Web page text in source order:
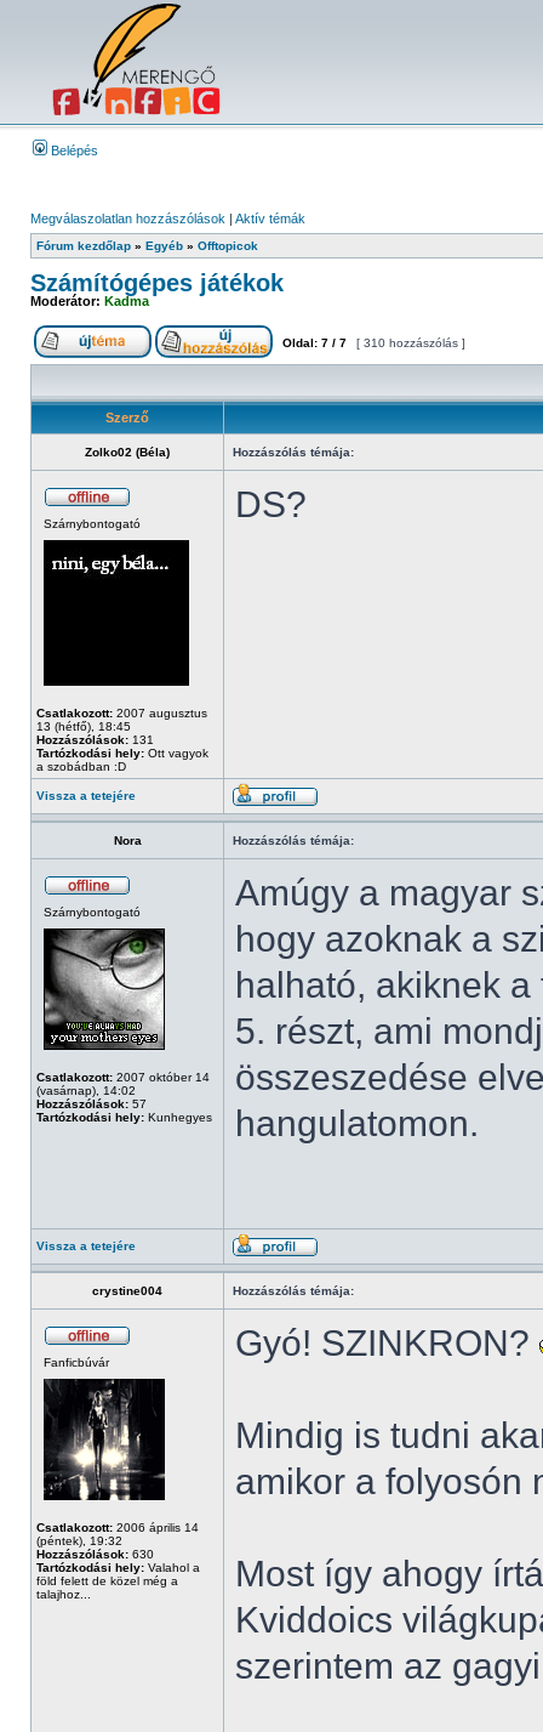
Belépés
Megválaszolatlan hozzászólások | Aktív témák
Fórum kezdőlap » Egyéb » Offtopicok
Számítógépes játékok
Moderátor: Kadma
Oldal: 7 / 7 [ 310 hozzászólás ]
Szerző
Zolko02 (Béla) Hozzászólás témája:
Szárnybontogató
Csatlakozott: 2007 augusztus
13 (hétfő), 18:45
Hozzászólások: 131
Tartózkodási hely: Ott vagyok
a szobádban :D
DS?
Vissza a tetejére
Nora Hozzászólás témája:
Szárnybontogató
Csatlakozott: 2007 október 14
(vasárnap), 14:02
Hozzászólások: 57
Tartózkodási hely: Kunhegyes
Amúgy a magyar
hogy azoknak a
halható, akiknek
5. részt, ami
összeszedése
hangulatomon.
Vissza a tetejére
crystine004 Hozzászólás témája:
Fanficbúvár
Csatlakozott: 2006 április 14
(péntek), 19:32
Hozzászólások: 630
Tartózkodási hely: Valahol a
föld felett de közel még a
talajhoz...
Gyó! SZINKRON?
Mindig is tudni
amikor a folyosón
Most így ahogy
Kviddoics
szerintem az